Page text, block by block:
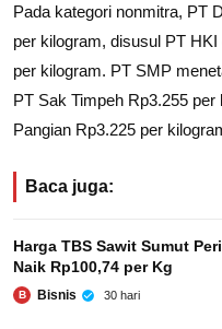
Pada kategori nonmitra, PT
per kilogram, disusul PT
per kilogram. PT SMP
PT Sak Timpeh Rp3.255
Pangian Rp3.225 per
Baca juga:
Harga TBS Sawit Sumut
Naik Rp100,74 per Kg
B Bisnis 30 hari